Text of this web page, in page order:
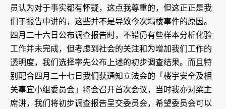
员认为对于事实都有怀疑，这点我尊重的，但这正正是我
们于报告中讲的，这些并不是导致今次塌楼事件的原因。
四月二十六日公布调查报告时，不错仍有些样本分析化验
工作并未完成，但考虑到社会的关注和为增加我们工作的
透明度，我们选择率先公布上述的初步调查结果。而且特
别配合四月二十七日我们获通知立法会的「楼宇安全及相
关事宜小组委员会」将会召开首次会议，当时我亦对梁主
席讲，我们将初步调查报告呈交委员会，希望委员会可以